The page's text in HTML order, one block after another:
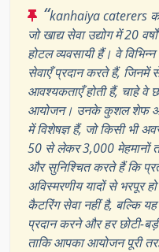
“kanhaiya caterers की
जो खाद्य सेवा उद्योग में 20
होटल व्यवसायी हैं। वे
सेवाएँ प्रदान करते हैं, जिनमें
आवश्यकताएँ होती हैं, चाहे वे
आयोजन। उनके कुशल शेफ और
में विशेषज्ञ हैं, जो किसी भी
50 से लेकर 3,000 मेहमानों
और सुनिश्चित करते हैं कि
अविस्मरणीय यादों से
कैटरिंग सेवा नहीं है, बल्कि
प्रदान करने और हर छोटी-
ताकि आपका आयोजन पूरी